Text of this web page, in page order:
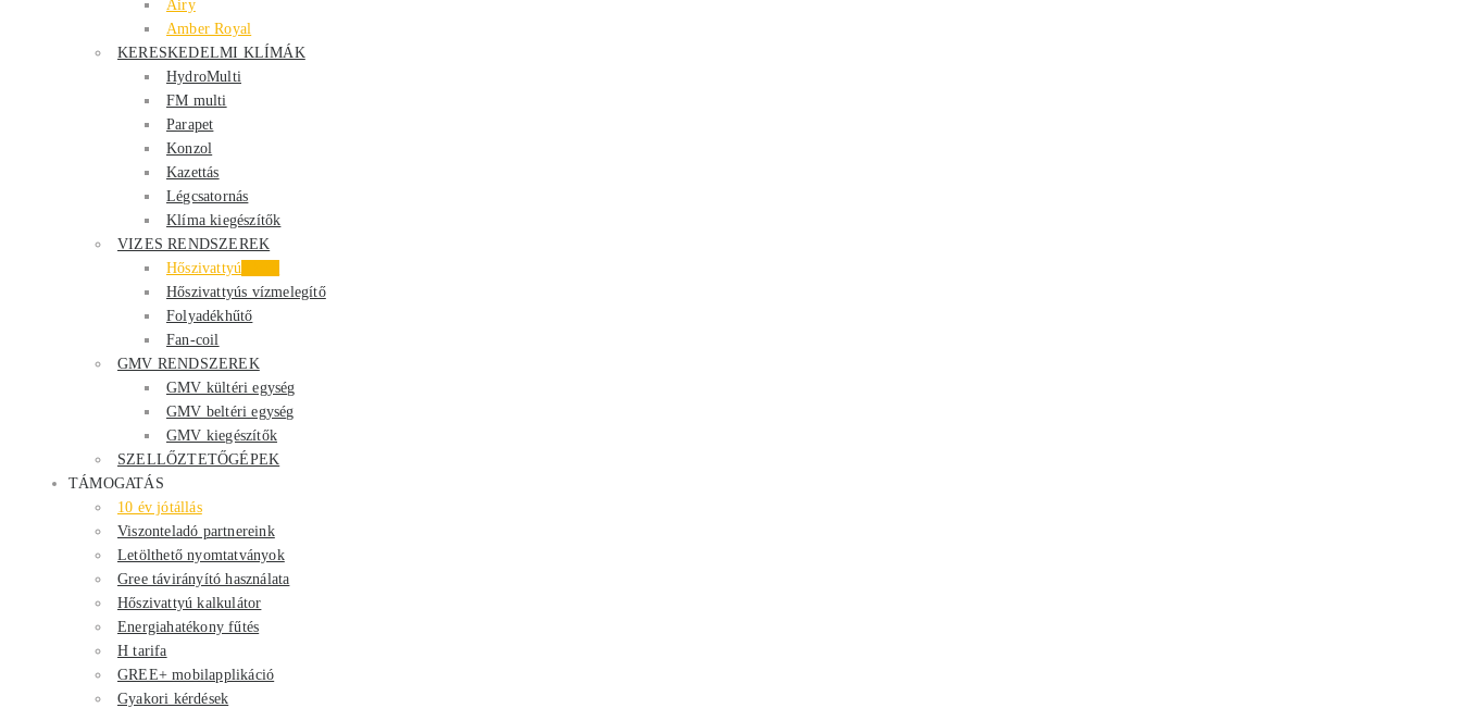
Airy
Amber Royal
KERESKEDELMI KLÍMÁK
HydroMulti
FM multi
Parapet
Konzol
Kazettás
Légcsatornás
Klíma kiegészítők
VIZES RENDSZEREK
Hőszivattyú
Hőszivattyús vízmelegítő
Folyadékhűtő
Fan-coil
GMV RENDSZEREK
GMV kültéri egység
GMV beltéri egység
GMV kiegészítők
SZELLŐZTETŐGÉPEK
TÁMOGATÁS
10 év jótállás
Viszonteladó partnereink
Letölthető nyomtatványok
Gree távirányító használata
Hőszivattyú kalkulátor
Energiahatékony fűtés
H tarifa
GREE+ mobilapplikáció
Gyakori kérdések